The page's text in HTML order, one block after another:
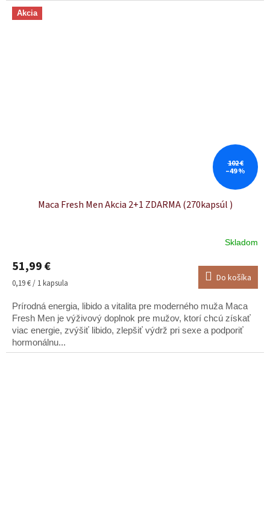
Akcia
102 €
–49 %
Maca Fresh Men Akcia 2+1 ZDARMA (270kapsúl )
produktu
je
5,0
z
5
hviezdičiek.
Skladom
51,99 €
Jednotková
0,19 € / 1 kapsula Do košíka
Prírodná energia, libido a vitalita pre moderného muža Maca
Fresh Men je výživový doplnok pre mužov, ktorí chcú získať
viac energie, zvýšiť libido, zlepšiť výdrž pri sexe a podporiť
hormonálnu...